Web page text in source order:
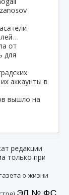
от
для
вышло на
редакции
только при
о жизни
ЭЛ № ФС